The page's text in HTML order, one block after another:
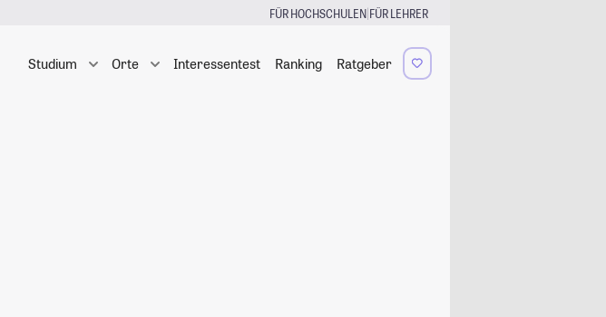
FÜR HOCHSCHULEN|FÜR LEHRER
Studium Orte Interessentest Ranking Ratgeber